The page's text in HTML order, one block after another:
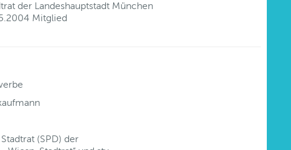
der Landeshauptstadt München
Mitglied
(SPD) der